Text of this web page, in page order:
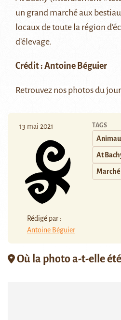
un grand marché aux
locaux de toute la région
d’élevage.
Crédit : Antoine Béguier
Retrouvez nos photos du jour
13 mai 2021
Rédigé par :
Antoine Béguier
TAGS
At
Marché
Où la photo a-t-elle